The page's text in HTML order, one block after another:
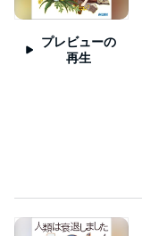
プレビューの
再生